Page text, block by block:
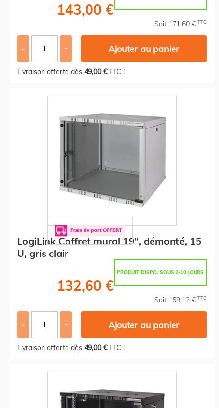
143,00 €
Soit 171,60 € TTC
- + Ajouter au panier
Livraison offerte dès 49,00 €TTC !
LogiLink Coffret mural 19", démonté, 15
U, gris clair
PRODUIT DISPO. SOUS 2-10 JOURS
132,60 €
Soit 159,12 € TTC
- + Ajouter au panier
Livraison offerte dès 49,00 €TTC !